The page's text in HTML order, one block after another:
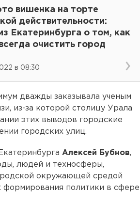
вишенка на торте
действительности:
Екатеринбурга о том, как
очистить город
в 08:30
дважды заказывала ученым
из-за которой столицу Урала
этих выводов городские
городских улиц.
Алексей Бубнов,
людей и техносферы,
окружающей средой
формирования политики в сфере